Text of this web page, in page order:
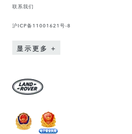
联系我们
沪ICP备11001621号-8
显示更多